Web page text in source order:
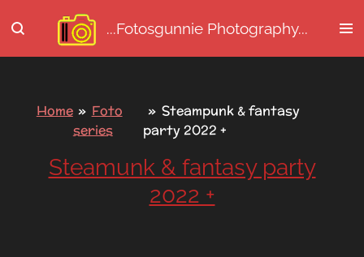
direct
naar
...Fotosgunnie Photography...
Home » Foto
series
» Steampunk & fantasy
party 2022 +
Steamunk & fantasy party
2022 +